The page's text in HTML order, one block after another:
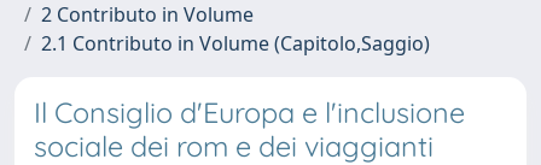
2 Contributo in Volume
2.1 Contributo in Volume (Capitolo,Saggio)
Il Consiglio d'Europa e l'inclusione
sociale dei rom e dei viaggianti